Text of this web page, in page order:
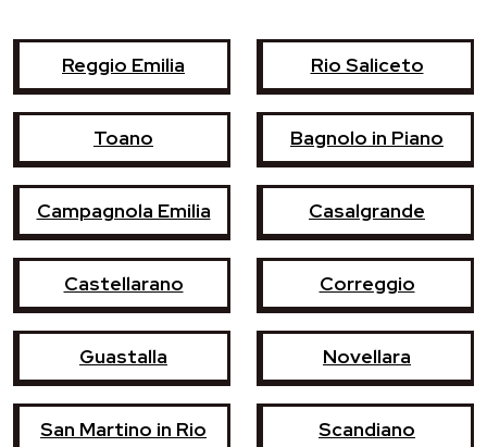
Reggio Emilia Rio Saliceto
Toano Bagnolo in Piano
Campagnola Emilia Casalgrande
Castellarano Correggio
Guastalla Novellara
San Martino in Rio Scandiano